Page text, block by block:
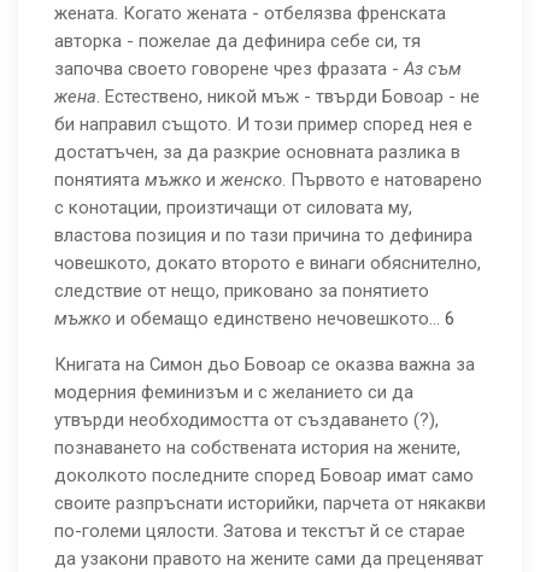
жената. Когато жената - отбелязва френската
авторка - пожелае да дефинира себе си, тя
започва своето говорене чрез фразата -Аз съм
жена. Естествено, никой мъж - твърди Бовоар - не
би направил същото. И този пример според нея е
достатъчен, за да разкрие основната разлика в
понятията мъжко иженско. Първото е натоварено
с конотации, произтичащи от силовата му,
властова позиция и по тази причина то дефинира
човешкото, докато второто е винаги обяснително,
следствие от нещо, приковано за понятието
мъжко и обемащо единствено нечовешкото... 6
Книгата на Симон дьо Бовоар се оказва важна за
модерния феминизъм и с желанието си да
утвърди необходимостта от създаването (?),
познаването на собствената история на жените,
доколкото последните според Бовоар имат само
своите разпръснати историйки, парчета от някакви
по-големи цялости. Затова и текстът й се старае
да узакони правото на жените сами да преценяват